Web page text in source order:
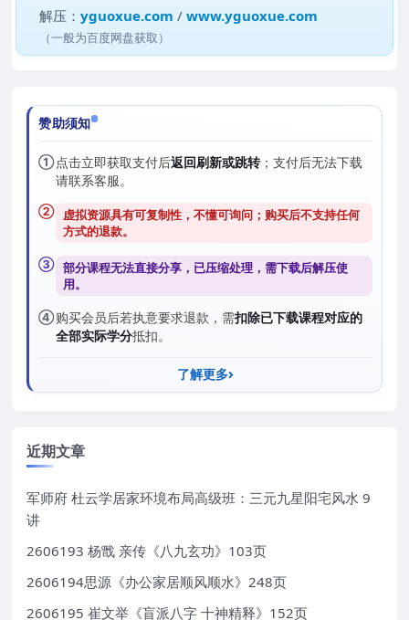
解压：yguoxue.com /www.yguoxue.com
（一般为百度网盘获取）
赞助须知
①点击立即获取支付后返回刷新或跳转；支付后无法下载
请联系客服。
② 虚拟资源具有可复制性，不懂可询问；购买后不支持任何
方式的退款。
③ 部分课程无法直接分享，已压缩处理，需下载后解压使
用。
④购买会员后若执意要求退款，需扣除已下载课程对应的
全部实际学分抵扣。
了解更多
近期文章
军师府 杜云学居家环境布局高级班：三元九星阳宅风水 9
讲
2606193 杨戬 亲传《八九玄功》103页
2606194思源《办公家居顺风顺水》248页
2606195 崔文举《盲派八字 十神精释》152页